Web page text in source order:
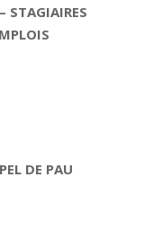
STAGIAIRES
DE PAU